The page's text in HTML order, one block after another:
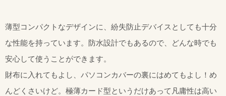
薄型コンパクトなデザインに、紛失防止デバイスとしても十分
な性能を持っています。防水設計でもあるので、どんな時でも
安心して使うことができます。
財布に入れてもよし、パソコンカバーの裏にはめてもよし！め
んどくさいけど。極薄カード型というだけあって凡庸性は高い